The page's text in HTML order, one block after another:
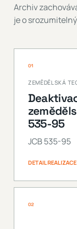
Archiv
je o
01
ZEMĚDĚLSKÁ
535-95
JCB 535-95
DETAIL
02